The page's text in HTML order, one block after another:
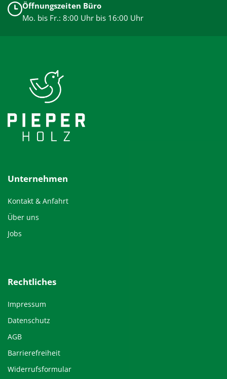
Öffnungszeiten Büro
Mo. bis Fr.: 8:00 Uhr bis 16:00 Uhr
Unternehmen
Kontakt & Anfahrt
Über uns
Jobs
Rechtliches
Impressum
Datenschutz
AGB
Barrierefreiheit
Widerrufsformular